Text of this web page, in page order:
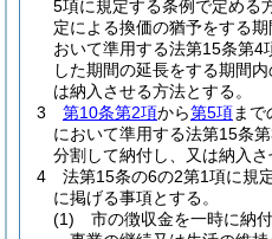
5項に規定する条例で定める
定による換価の猶予をする
おいて準用する法第15条第4
した期間の延長をする期間
は納入させる方法とする。
3
第10条第2項から第5項ま
において準用する法第15条
分割して納付し、又は納入さ
4
法第15条の6の2第1項に規
に掲げる事項とする。
(1)
市の徴収金を一時に納